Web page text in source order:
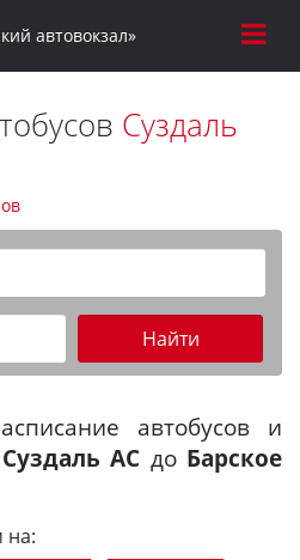
автовокзал»
Суздаль
Найти
автобусов и
Суздаль АС до Барское
на: